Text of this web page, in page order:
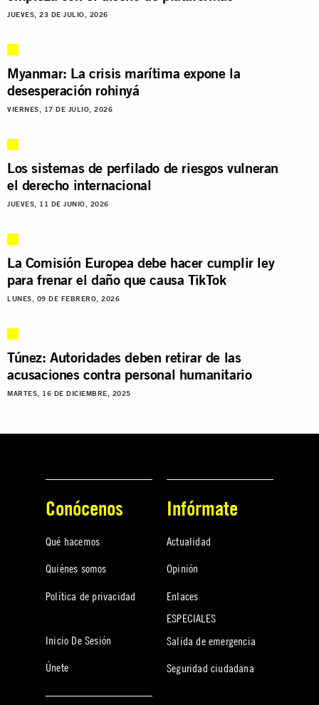
JUEVES, 23 DE JULIO, 2026
Myanmar: La crisis marítima expone la
desesperación rohinyá
VIERNES, 17 DE JULIO, 2026
Los sistemas de perfilado de riesgos vulneran
el derecho internacional
JUEVES, 11 DE JUNIO, 2026
La Comisión Europea debe hacer cumplir ley
para frenar el daño que causa TikTok
LUNES, 09 DE FEBRERO, 2026
Túnez: Autoridades deben retirar de las
acusaciones contra personal humanitario
MARTES, 16 DE DICIEMBRE, 2025
Conócenos
Qué hacemos
Quiénes somos
Política de privacidad
Inicio De Sesión
Únete
Infórmate
Actualidad
Opinión
Enlaces
ESPECIALES
Salida de emergencia
Seguridad ciudadana